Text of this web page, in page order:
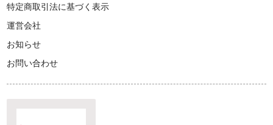
特定商取引法に基づく表示
運営会社
お知らせ
お問い合わせ